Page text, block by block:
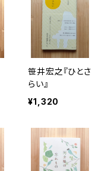
笹井宏之『ひとさ
らい』
¥1,320